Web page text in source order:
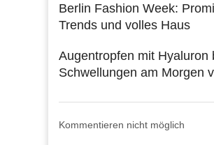
Berlin Fashion Week:
Trends und volles Haus
Augentropfen mit Hyaluron
Schwellungen am Morgen
Kommentieren nicht möglich